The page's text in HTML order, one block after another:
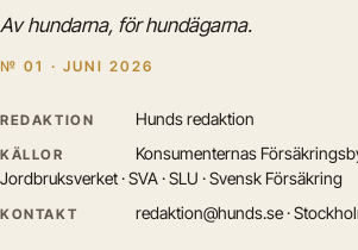
Av hundarna, för hundägarna.
№ 01 · JUNI 2026
REDAKTION Hunds redaktion
KÄLLOR
Konsumenternas
Jordbruksverket · SVA · SLU · Svensk Försäkring
KONTAKT redaktion@hunds.se ·